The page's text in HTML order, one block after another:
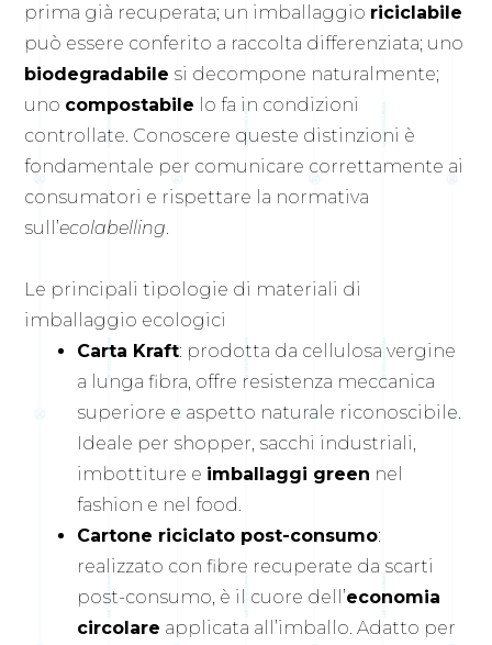
prima già recuperata; un imballaggio riciclabile
può essere conferito a raccolta differenziata; uno
biodegradabile si decompone naturalmente;
uno compostabile lo fa in condizioni
controllate. Conoscere queste distinzioni è
fondamentale per comunicare correttamente ai
consumatori e rispettare la normativa
sull’ecolabelling
Le principali tipologie di materiali di
imballaggio ecologici
Carta Kraft: prodotta da cellulosa vergine
a lunga fibra, offre resistenza meccanica
superiore e aspetto naturale riconoscibile.
Ideale per shopper, sacchi industriali,
imbottiture e imballaggi green nel
fashion e nel food.
Cartone riciclato post-consumo:
realizzato con fibre recuperate da scarti
post-consumo, è il cuore dell’economia
circolare applicata all’imballo. Adatto per